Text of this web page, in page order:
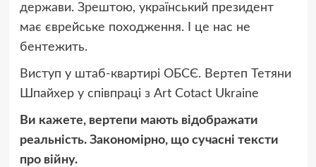
держави. Зрештою, український президент
має єврейське походження. І це нас не
бентежить.
Виступ у штаб-квартирі ОБСЄ. Вертеп Тетяни
Шпайхер у співпраці з Art Cotact Ukraine
Ви кажете, вертепи мають відображати
реальність. Закономірно, що сучасні тексти
про війну.